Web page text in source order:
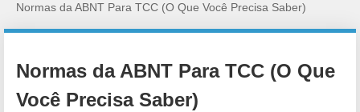
Normas da ABNT Para TCC (O Que Você Precisa Saber)
Normas da ABNT Para TCC (O Que
Você Precisa Saber)